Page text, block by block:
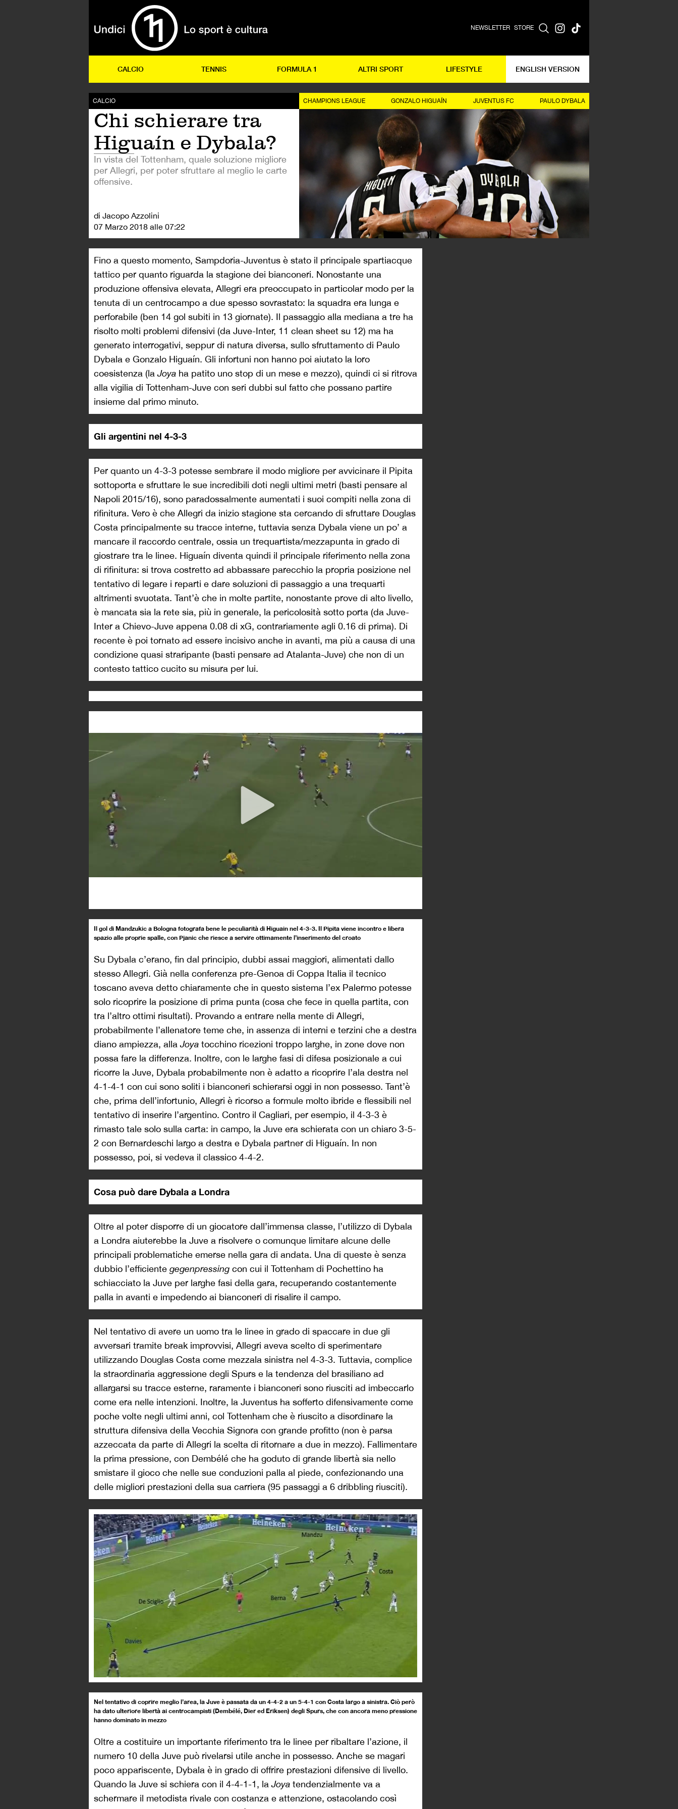
NEWSLETTER STORE
CALCIO TENNIS FORMULA 1 ALTRI SPORT LIFESTYLE ENGLISH VERSION
CALCIO
Chi schierare tra
Higuaín e Dybala?
In vista del Tottenham, quale soluzione migliore
per Allegri, per poter sfruttare al meglio le carte
offensive.
di Jacopo Azzolini
07 Marzo 2018 alle 07:22
CHAMPIONS LEAGUE GONZALO HIGUAÍN JUVENTUS FC PAULO DYBALA
Fino a questo momento, Sampdoria-Juventus è stato il principale spartiacque
tattico per quanto riguarda la stagione dei bianconeri. Nonostante una
produzione offensiva elevata, Allegri era preoccupato in particolar modo per la
tenuta di un centrocampo a due spesso sovrastato: la squadra era lunga e
perforabile (ben 14 gol subiti in 13 giornate). Il passaggio alla mediana a tre ha
risolto molti problemi difensivi (da Juve-Inter, 11 clean sheet su 12) ma ha
generato interrogativi, seppur di natura diversa, sullo sfruttamento di Paulo
Dybala e Gonzalo Higuaín. Gli infortuni non hanno poi aiutato la loro
coesistenza (laJoya ha patito uno stop di un mese e mezzo), quindi ci si ritrova
alla vigilia di Tottenham-Juve con seri dubbi sul fatto che possano partire
insieme dal primo minuto.
Gli argentini nel 4-3-3
Per quanto un 4-3-3 potesse sembrare il modo migliore per avvicinare il Pipita
sottoporta e sfruttare le sue incredibili doti negli ultimi metri (basti pensare al
Napoli 2015/16), sono paradossalmente aumentati i suoi compiti nella zona di
rifinitura. Vero è che Allegri da inizio stagione sta cercando di sfruttare Douglas
Costa principalmente su tracce interne, tuttavia senza Dybala viene un po’ a
mancare il raccordo centrale, ossia un trequartista/mezzapunta in grado di
giostrare tra le linee. Higuaín diventa quindi il principale riferimento nella zona
di rifinitura: si trova costretto ad abbassare parecchio la propria posizione nel
tentativo di legare i reparti e dare soluzioni di passaggio a una trequarti
altrimenti svuotata. Tant’è che in molte partite, nonostante prove di alto livello,
è mancata sia la rete sia, più in generale, la pericolosità sotto porta (da Juve-
Inter a Chievo-Juve appena 0.08 di xG, contrariamente agli 0.16 di prima). Di
recente è poi tornato ad essere incisivo anche in avanti, ma più a causa di una
condizione quasi straripante (basti pensare ad Atalanta-Juve) che non di un
contesto tattico cucito su misura per lui.
Il gol di Mandzukic a Bologna fotografa bene le peculiarità di Higuain nel 4-3-3. Il Pipita viene incontro e libera
spazio alle proprie spalle, con Pjanic che riesce a servire ottimamente l’inserimento del croato
Su Dybala c’erano, fin dal principio, dubbi assai maggiori, alimentati dallo
stesso Allegri. Già nella conferenza pre-Genoa di Coppa Italia il tecnico
toscano aveva detto chiaramente che in questo sistema l’ex Palermo potesse
solo ricoprire la posizione di prima punta (cosa che fece in quella partita, con
tra l’altro ottimi risultati). Provando a entrare nella mente di Allegri,
probabilmente l’allenatore teme che, in assenza di interni e terzini che a destra
diano ampiezza, allaJoya tocchino ricezioni troppo larghe, in zone dove non
possa fare la differenza. Inoltre, con le larghe fasi di difesa posizionale a cui
ricorre la Juve, Dybala probabilmente non è adatto a ricoprire l’ala destra nel
4-1-4-1 con cui sono soliti i bianconeri schierarsi oggi in non possesso. Tant’è
che, prima dell’infortunio, Allegri è ricorso a formule molto ibride e flessibili nel
tentativo di inserire l’argentino. Contro il Cagliari, per esempio, il 4-3-3 è
rimasto tale solo sulla carta: in campo, la Juve era schierata con un chiaro 3-5-
2 con Bernardeschi largo a destra e Dybala partner di Higuaín. In non
possesso, poi, si vedeva il classico 4-4-2.
Cosa può dare Dybala a Londra
Oltre al poter disporre di un giocatore dall’immensa classe, l’utilizzo di Dybala
a Londra aiuterebbe la Juve a risolvere o comunque limitare alcune delle
principali problematiche emerse nella gara di andata. Una di queste è senza
dubbio l’efficiente gegenpressing con cui il Tottenham di Pochettino ha
schiacciato la Juve per larghe fasi della gara, recuperando costantemente
palla in avanti e impedendo ai bianconeri di risalire il campo.
Nel tentativo di avere un uomo tra le linee in grado di spaccare in due gli
avversari tramite break improvvisi, Allegri aveva scelto di sperimentare
utilizzando Douglas Costa come mezzala sinistra nel 4-3-3. Tuttavia, complice
la straordinaria aggressione degli Spurs e la tendenza del brasiliano ad
allargarsi su tracce esterne, raramente i bianconeri sono riusciti ad imbeccarlo
come era nelle intenzioni. Inoltre, la Juventus ha sofferto difensivamente come
poche volte negli ultimi anni, col Tottenham che è riuscito a disordinare la
struttura difensiva della Vecchia Signora con grande profitto (non è parsa
azzeccata da parte di Allegri la scelta di ritornare a due in mezzo). Fallimentare
la prima pressione, con Dembélé che ha goduto di grande libertà sia nello
smistare il gioco che nelle sue conduzioni palla al piede, confezionando una
delle migliori prestazioni della sua carriera (95 passaggi a 6 dribbling riusciti).
Nel tentativo di coprire meglio l’area, la Juve è passata da un 4-4-2 a un 5-4-1 con Costa largo a sinistra. Ciò però
ha dato ulteriore libertà ai centrocampisti (Dembélé, Dier ed Eriksen) degli Spurs, che con ancora meno pressione
hanno dominato in mezzo
Oltre a costituire un importante riferimento tra le linee per ribaltare l’azione, il
numero 10 della Juve può rivelarsi utile anche in possesso. Anche se magari
poco appariscente, Dybala è in grado di offrire prestazioni difensive di livello.
Quando la Juve si schiera con il 4-4-1-1, laJoya tendenzialmente va a
schermare il metodista rivale con costanza e attenzione, ostacolando così